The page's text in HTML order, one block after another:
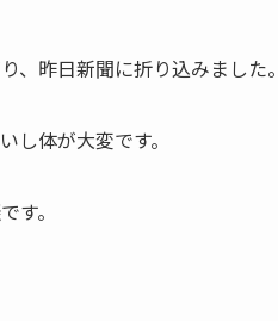
、昨日新聞に折り込みました。
し体が大変です。
す。